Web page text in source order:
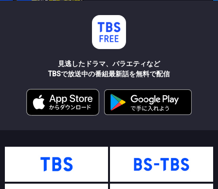
見逃したドラマ、バラエティなど
TBSで放送中の番組最新話を無料で配信